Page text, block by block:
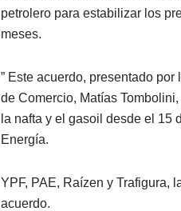
petrolero para estabilizar los
meses.
” Este acuerdo, presentado
de Comercio, Matías
la nafta y el gasoil desde el 15
Energía.
YPF, PAE, Raízen y Trafigura,
acuerdo.